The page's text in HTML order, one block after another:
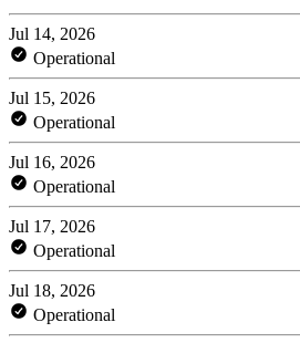
Jul 14, 2026
Operational
Jul 15, 2026
Operational
Jul 16, 2026
Operational
Jul 17, 2026
Operational
Jul 18, 2026
Operational